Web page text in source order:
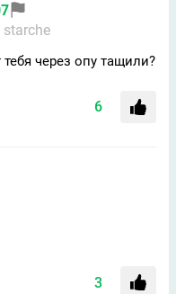
starche
через опу тащили?
6
3